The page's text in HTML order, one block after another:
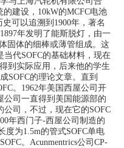
建设，10kW的MCFC电池
史可以追溯到1900年，著名
年发明了能斯脱灯，由一
固体的细棒或薄管组成。这
代SOFC的基础材料，现在
到实际应用，后来他的学生
SOFC的理论文章。直到
。1962年美国西屋公司开
公司一直得到美国能源部的
公司，不过，现在它的SOFC
年西门子-西屋公司制造的
度为1.5m的管式SOFC单电
。Acunmentrics公司CP-